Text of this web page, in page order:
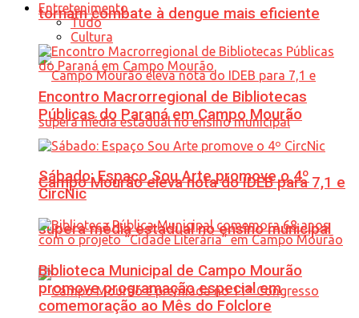
tornam combate à dengue mais eficiente
Campo Mourão eleva nota do IDEB para 7,1 e
supera média estadual no ensino municipal
Entretenimento
Tudo
Cultura
Encontro Macrorregional de Bibliotecas
Públicas do Paraná em Campo Mourão
Sábado: Espaço Sou Arte promove o 4º
CircNic
Biblioteca Municipal de Campo Mourão
promove programação especial em
comemoração ao Mês do Folclore